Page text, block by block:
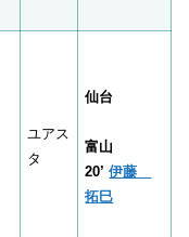
ユアス
タ
仙台
富山
20’伊藤
拓巳